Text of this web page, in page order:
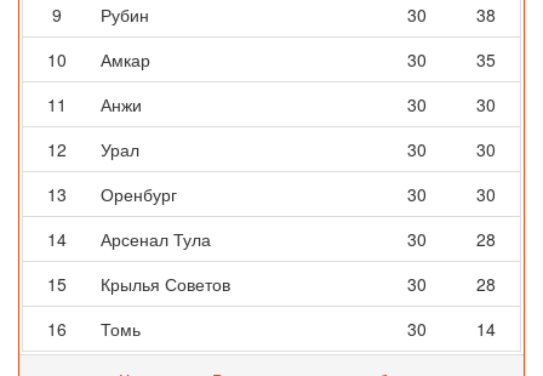
9
Рубин 30
38
10
Амкар 30
35
11
Анжи 30
30
12
Урал 30
30
13
Оренбург 30
30
14
Арсенал Тула 30
28
15
Крылья Советов 30
28
16
Томь 30 14